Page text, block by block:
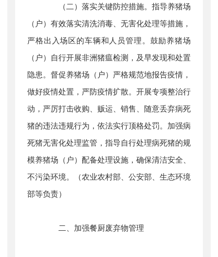
（二）落实关键防控措施。指导养猪场
（户）有效落实清洗消毒、无害化处理等措施，
严格出入场区的车辆和人员管理。鼓励养猪场
（户）自行开展非洲猪瘟检测，及早发现和处置
隐患。督促养猪场（户）严格规范地报告疫情，
做好疫情处置，严防疫情扩散。开展专项整治行
动，严厉打击收购、贩运、销售、随意丢弃病死
猪的违法违规行为，依法实行顶格处罚。加强病
死猪无害化处理监管，指导自行处理病死猪的规
模养猪场（户）配备处理设施，确保清洁安全、
不污染环境。（农业农村部、公安部、生态环境
部等负责）
二、加强餐厨废弃物管理